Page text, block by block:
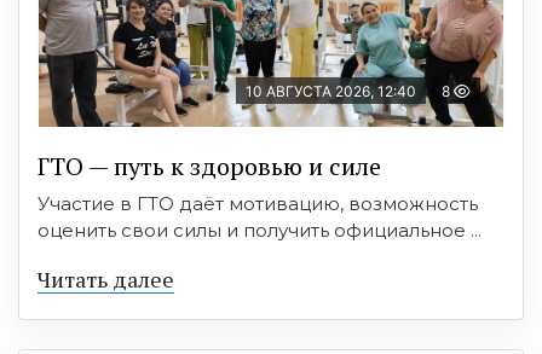
10 АВГУСТА 2026, 12:40 8
ГТО — путь к здоровью и силе
Участие в ГТО даёт мотивацию, возможность
оценить свои силы и получить официальное ...
Читать далее